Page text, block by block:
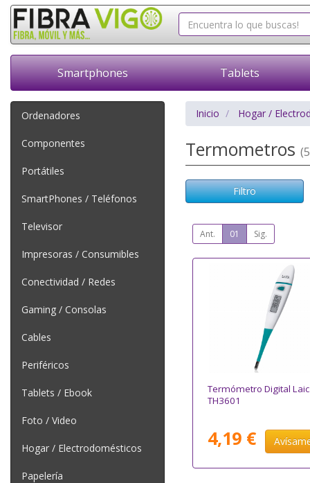
Smartphones Tablets
Ordenadores
Componentes
Portátiles
SmartPhones / Teléfonos
Televisor
Impresoras / Consumibles
Conectividad / Redes
Gaming / Consolas
Cables
Periféricos
Tablets / Ebook
Foto / Video
Hogar / Electrodomésticos
Papelería
Inicio Hogar /
Termometros
Filtro
Ant. 01 Sig.
Termómetro Digital
TH3601
4,19 €